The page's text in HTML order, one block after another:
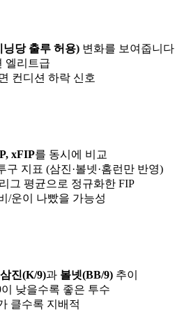
당 출루 허용) 변화를 보여줍니다
엘리트급
컨디션 하락 신호
xFIP를 동시에 비교
구 지표 (삼진·볼넷·홈런만 반영)
그 평균으로 정규화한 FIP
/운이 나빴을 가능성
진(K/9)과 볼넷(BB/9) 추이
낮을수록 좋은 투수
클수록 지배적